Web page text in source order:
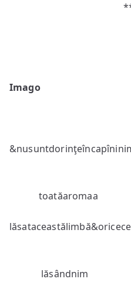
Imago
toatăaromaa
lăsândnim